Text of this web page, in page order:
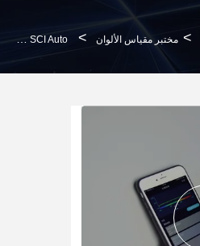
> مختبر مقياس الألوان > D / 8 SCI Auto معايرة مقياس الألوان للجيب 8mm فتحة قياس لقياس اللون